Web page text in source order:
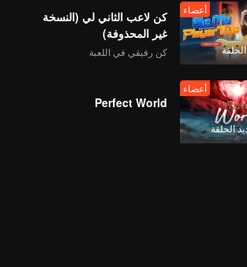
أعضاء
كن لاعب الثاني لي (النسخة
غير المحذوفة)
كن رفيقي في اللعبة
أعضاء
Perfect World